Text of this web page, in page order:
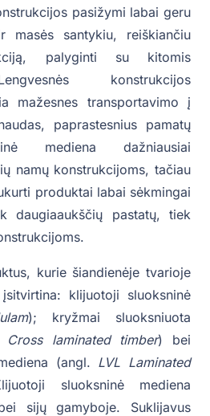
pasižymi labai geru
masės santykiu, reiškiančiu
palyginti su kitomis
konstrukcijos
mažesnes transportavimo į
paprastesnius pamatų
mediena dažniausiai
namų konstrukcijoms, tačiau
produktai labai sėkmingai
daugiaaukščių pastatų, tiek
kurie šiandienėje tvarioje
klijuotoji sluoksninė
); kryžmai sluoksniuota
Cross laminated timber) bei
(angl. LVL Laminated
sluoksninė mediena
sijų gamyboje. Suklijavus